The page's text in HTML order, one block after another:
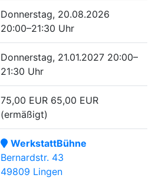
Donnerstag, 20.08.2026
20:00–21:30 Uhr
Donnerstag, 21.01.2027 20:00–
21:30 Uhr
75,00 EUR 65,00 EUR
(ermäßigt)
WerkstattBühne
Bernardstr. 43
49809 Lingen